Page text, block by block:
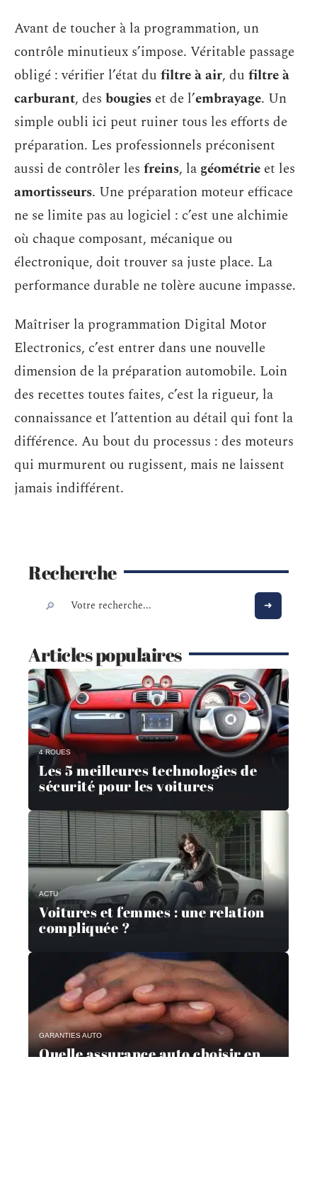
Avant de toucher à la programmation, un
contrôle minutieux s’impose. Véritable passage
obligé : vérifier l’état du filtre à air, du filtre à
carburant, des bougies et de l’embrayage. Un
simple oubli ici peut ruiner tous les efforts de
préparation. Les professionnels préconisent
aussi de contrôler les freins, la géométrie et les
amortisseurs. Une préparation moteur efficace
ne se limite pas au logiciel : c’est une alchimie
où chaque composant, mécanique ou
électronique, doit trouver sa juste place. La
performance durable ne tolère aucune impasse.
Maîtriser la programmation Digital Motor
Electronics, c’est entrer dans une nouvelle
dimension de la préparation automobile. Loin
des recettes toutes faites, c’est la rigueur, la
connaissance et l’attention au détail qui font la
différence. Au bout du processus : des moteurs
qui murmurent ou rugissent, mais ne laissent
jamais indifférent.
Recherche
Articles populaires
4 ROUES
Les 5 meilleures technologies de
sécurité pour les voitures
ACTU
Voitures et femmes : une relation
compliquée ?
GARANTIES AUTO
Quelle assurance auto choisir en